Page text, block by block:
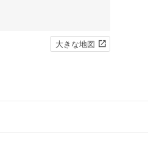
大きな地図